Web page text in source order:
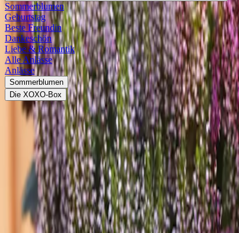
Sommerblumen
Geburtstag
Beste Freundin
Dankeschön
Liebe & Romantik
Alle Anlässe
Anlässe
Sommerblumen
Die XOXO-Box
Wissenswertes
Herbstblumen für Balkon & Garten
Welche Herbstblumen bringen deinen Balkon und Garten
Der Herbst ist eine wunderbare Jahreszeit, um deinen
Farbe verzichten muss. Herbstblumen bieten eine Vielfalt an
Zudem ist der Herbst die ideale Zeit, um neue Pflanzen zu
stressigen Bedingungen wie Sommerhitze und Trockenheit.